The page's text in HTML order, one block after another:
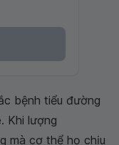
bệnh tiểu đường
Khi lượng
mà cơ thể họ chịu